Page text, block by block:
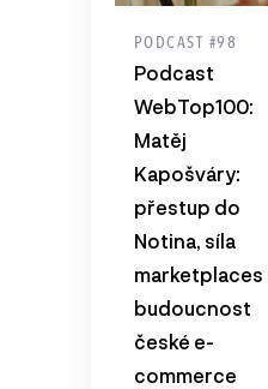
PODCAST #98
Podcast
WebTop100:
Matěj
Kapošváry:
přestup do
Notina, síla
marketplaces
budoucnost
české e-
commerce